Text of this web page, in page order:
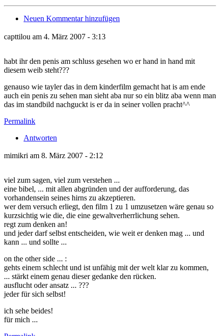
Neuen Kommentar hinzufügen
capttilou am 4. März 2007 - 3:13
habt ihr den penis am schluss gesehen wo er hand in hand mit
diesem weib steht???
genauso wie tayler das in dem kinderfilm gemacht hat is am ende
auch ein penis zu sehen man sieht aba nur so ein blitz aba wenn man
das im standbild nachguckt is er da in seiner vollen pracht^^
Permalink
Antworten
mimikri am 8. März 2007 - 2:12
viel zum sagen, viel zum verstehen ...
eine bibel, ... mit allen abgründen und der aufforderung, das
vorhandensein seines hirns zu akzeptieren.
wer dem versuch erliegt, den film 1 zu 1 umzusetzen wäre genau so
kurzsichtig wie die, die eine gewaltverherrlichung sehen.
regt zum denken an!
und jeder darf selbst entscheiden, wie weit er denken mag ... und
kann ... und sollte ...
on the other side ... :
gehts einem schlecht und ist unfähig mit der welt klar zu kommen,
... stärkt einem genau dieser gedanke den rücken.
ausflucht oder ansatz ... ???
jeder für sich selbst!
ich sehe beides!
für mich ...